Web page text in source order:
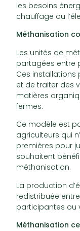
les besoins
chauffage ou
Méthanisation
Les unités de
partagées entre
Ces installations
et de traiter des
matières
fermes.
Ce modèle est
agriculteurs qui
premières pour
souhaitent
méthanisation.
La production
redistribuée
participantes ou
Méthanisation